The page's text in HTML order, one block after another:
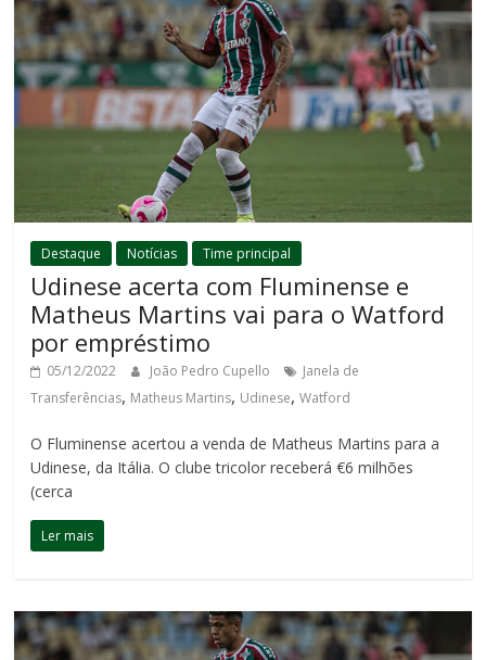
Destaque Notícias Time principal
Udinese acerta com Fluminense e
Matheus Martins vai para o Watford
por empréstimo
05/12/2022 João Pedro Cupello
Janela de
Transferências, Matheus Martins, Udinese,Watford
O Fluminense acertou a venda de Matheus Martins para a
Udinese, da Itália. O clube tricolor receberá €6 milhões
(cerca
Ler mais